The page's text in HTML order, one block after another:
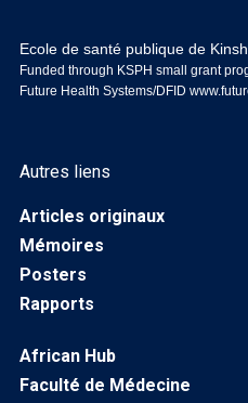
Ecole de santé publique de
Funded through KSPH small grant
Future Health Systems/DFID
Autres liens
Articles originaux
Mémoires
Posters
Rapports
African Hub
Faculté de Médecine